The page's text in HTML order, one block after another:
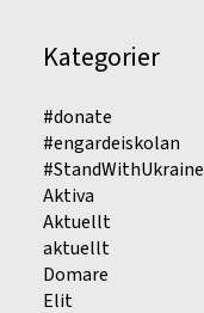
Kategorier
#donate
#engardeiskolan
#StandWithUkraine
Aktiva
Aktuellt
aktuellt
Domare
Elit